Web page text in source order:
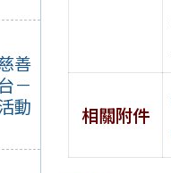
善
－
動
相關附件